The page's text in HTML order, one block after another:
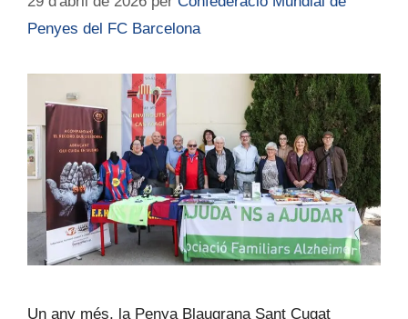
Penyes del FC Barcelona
Un any més, la Penya Blaugrana Sant Cugat